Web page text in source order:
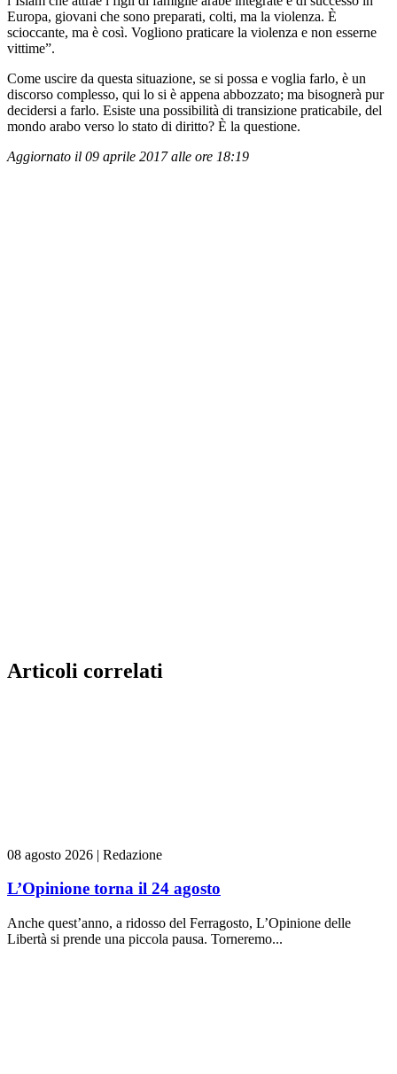
Europa, giovani che sono preparati, colti, ma la violenza. È
scioccante, ma è così. Vogliono praticare la violenza e non esserne
vittime”.
Come uscire da questa situazione, se si possa e voglia farlo, è un
discorso complesso, qui lo si è appena abbozzato; ma bisognerà pur
decidersi a farlo. Esiste una possibilità di transizione praticabile, del
mondo arabo verso lo stato di diritto? È la questione.
Aggiornato il 09 aprile 2017 alle ore 18:19
Articoli correlati
08 agosto 2026 | Redazione
L’Opinione torna il 24 agosto
Anche quest’anno, a ridosso del Ferragosto, L’Opinione delle
Libertà si prende una piccola pausa. Torneremo...